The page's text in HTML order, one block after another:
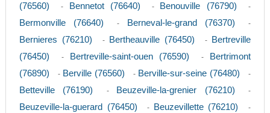
(76560)
- Bennetot (76640) - Benouville (76790) -
Bermonville (76640) - Berneval-le-grand (76370) -
Bernieres (76210) - Bertheauville (76450) -
Bertreville
(76450)
- Bertreville-saint-ouen (76590) -
Bertrimont
(76890)
- Berville (76560) - Berville-sur-seine (76480) -
Betteville (76190) - Beuzeville-la-grenier (76210) -
Beuzeville-la-guerard (76450) - Beuzevillette (76210) -